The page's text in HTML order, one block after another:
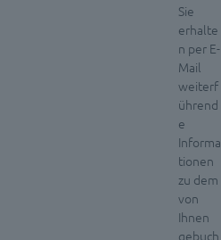
Sie
erhalte
n per E-
Mail
weiterf
ührend
e
Informa
tionen
zu dem
von
Ihnen
gebuch